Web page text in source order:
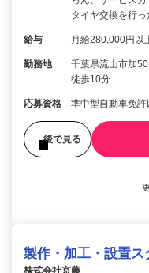
タイヤ交換を行
給与 月給280,000円以
勤務地
千葉県流山市加
徒歩10分
応募資格 準中型自動車免許
後で見る
製作・加工・設置ス
株式会社京藤